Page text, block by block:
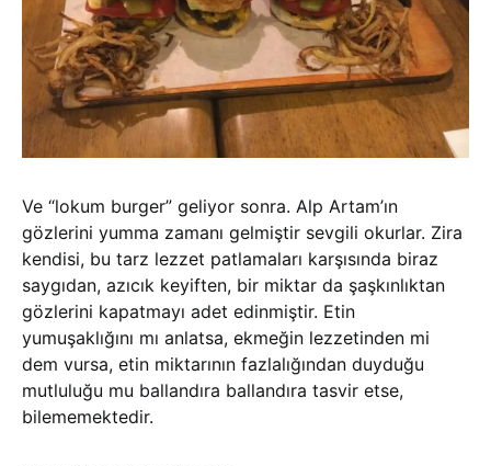
Ve “lokum burger” geliyor sonra. Alp Artam’ın
gözlerini yumma zamanı gelmiştir sevgili okurlar. Zira
kendisi, bu tarz lezzet patlamaları karşısında biraz
saygıdan, azıcık keyiften, bir miktar da şaşkınlıktan
gözlerini kapatmayı adet edinmiştir. Etin
yumuşaklığını mı anlatsa, ekmeğin lezzetinden mi
dem vursa, etin miktarının fazlalığından duyduğu
mutluluğu mu ballandıra ballandıra tasvir etse,
bilememektedir.